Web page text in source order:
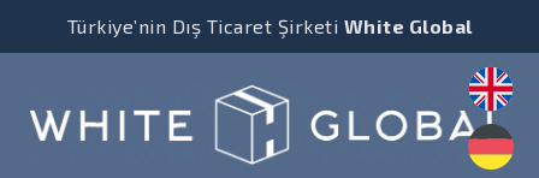
Türkiye’nin Dış Ticaret Şirketi White Global